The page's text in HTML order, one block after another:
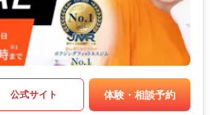
公式サイト 体験・相談予約